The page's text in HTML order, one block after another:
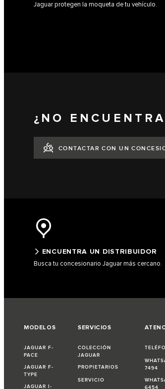
Jaguar protegen la moqueta de tu vehículo.
¿NO
CONTACTAR CON UN
ENCUENTRA UN DISTRIBUIDOR
Busca tu concesionario Jaguar más cercano.
MODELOS
JAGUAR F-
PACE
JAGUAR F-
TYPE
JAGUAR I-
SERVICIOS
COLECCIÓN
JAGUAR
PROPIETARIOS
SERVICIO
7494
6454